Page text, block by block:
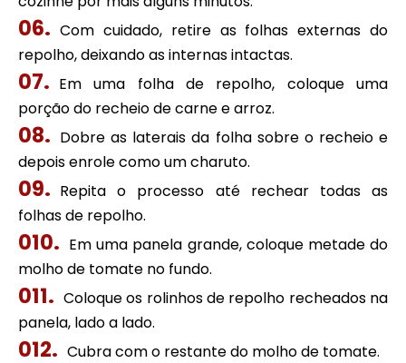
Com cuidado, retire as folhas externas do
repolho, deixando as internas intactas.
Em uma folha de repolho, coloque uma
porção do recheio de carne e arroz.
Dobre as laterais da folha sobre o recheio e
depois enrole como um charuto.
Repita o processo até rechear todas as
folhas de repolho.
Em uma panela grande, coloque metade do
molho de tomate no fundo.
Coloque os rolinhos de repolho recheados na
panela, lado a lado.
Cubra com o restante do molho de tomate.